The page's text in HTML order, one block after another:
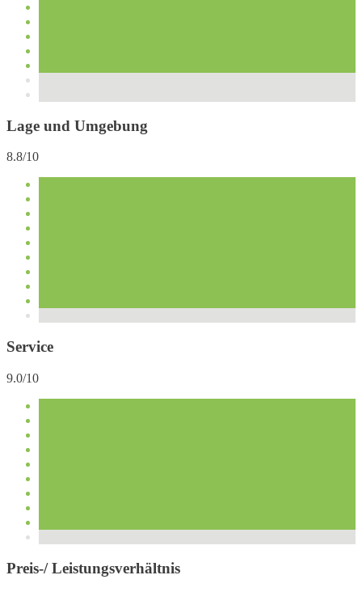
Lage und Umgebung
8.8/10
Service
9.0/10
Preis-/ Leistungsverhältnis